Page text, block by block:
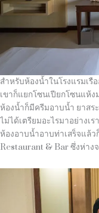
สำหรับห้องน้ำในโรงแรมเ
เขาก็แยกโซนเปียกโซนแห้ง
ห้องน้ำก็มีครีมอาบน้ำ ยาสร
ไม่ได้เตรียมอะไรมาอย่างเร
ห้องอาบน้ำอาบท่าเสร็จแล้
Restaurant & Barซึ่งห่าง